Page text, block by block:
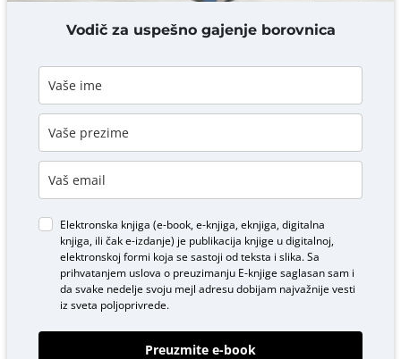
DODAJ KOMENTAR
Vodič za uspešno gajenje borovnica
Elektronska knjiga (e-book, e-knjiga, eknjiga, digitalna
knjiga, ili čak e-izdanje) je publikacija knjige u digitalnoj,
elektronskoj formi koja se sastoji od teksta i slika. Sa
prihvatanjem uslova o preuzimanju E-knjigesaglasan sam i
da svake nedelje svoju mejl adresu dobijam najvažnije vesti
iz sveta poljoprivrede.
Preuzmite e-book